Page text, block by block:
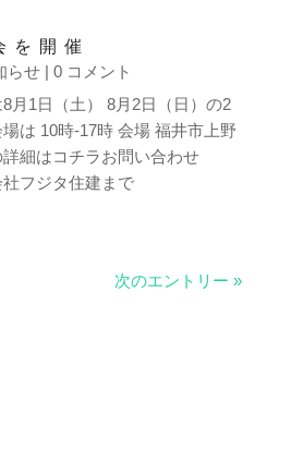
を開催
らせ| 0 コメント
月1日（土） 8月2日（日）の2
は 10時-17時 会場 福井市上野
細はコチラお問い合わせ
フジタ住建まで
次のエントリー »